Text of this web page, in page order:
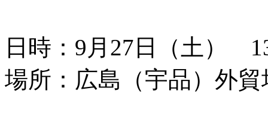
日時：9月27日（土）
場所：広島（宇品）外